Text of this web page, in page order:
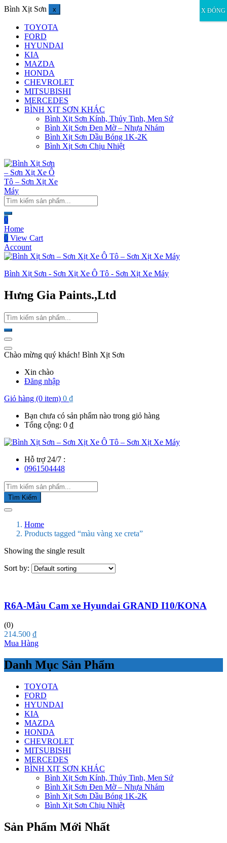
Bình Xịt Sơn x
TOYOTA
FORD
HYUNDAI
KIA
MAZDA
HONDA
CHEVROLET
MITSUBISHI
MERCEDES
BÌNH XỊT SƠN KHÁC
Bình Xịt Sơn Kính, Thủy Tinh, Men Sứ
Bình Xịt Sơn Đen Mờ – Nhựa Nhám
Bình Xịt Sơn Dầu Bóng 1K-2K
Bình Xịt Sơn Chịu Nhiệt
0
Home
0 View Cart
Account
Bình Xịt Sơn - Sơn Xịt Xe Ô Tô - Sơn Xịt Xe Máy
Hưng Gia Paints.,Ltd
Chào mừng quý khách! Bình Xịt Sơn
Xin chào
Đăng nhập
Giỏ hàng (0 item) 0 ₫
Bạn chưa có sản phẩm nào trong giỏ hàng
Tổng cộng: 0 ₫
Hỗ trợ 24/7 :
0961504448
Tìm Kiếm
Home
Products tagged “màu vàng xe creta”
Showing the single result
Sort by:
R6A-Màu Cam xe Hyundai GRAND I10/KONA
(0)
214.500 ₫
Mua Hàng
Danh Mục Sản Phẩm
TOYOTA
FORD
HYUNDAI
KIA
MAZDA
HONDA
CHEVROLET
MITSUBISHI
MERCEDES
BÌNH XỊT SƠN KHÁC
Bình Xịt Sơn Kính, Thủy Tinh, Men Sứ
Bình Xịt Sơn Đen Mờ – Nhựa Nhám
Bình Xịt Sơn Dầu Bóng 1K-2K
Bình Xịt Sơn Chịu Nhiệt
Sản Phẩm Mới Nhất
X ĐÓNG